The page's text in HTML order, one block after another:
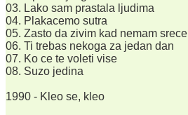
03. Lako sam prastala ljudima
04. Plakacemo sutra
05. Zasto da zivim kad nemam srece
06. Ti trebas nekoga za jedan dan
07. Ko ce te voleti vise
08. Suzo jedina
1990 - Kleo se, kleo